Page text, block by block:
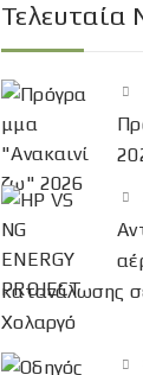
η
σ
η
γ
ι
α
:
Τελευταία
κατανάλωσης
Χολαργό